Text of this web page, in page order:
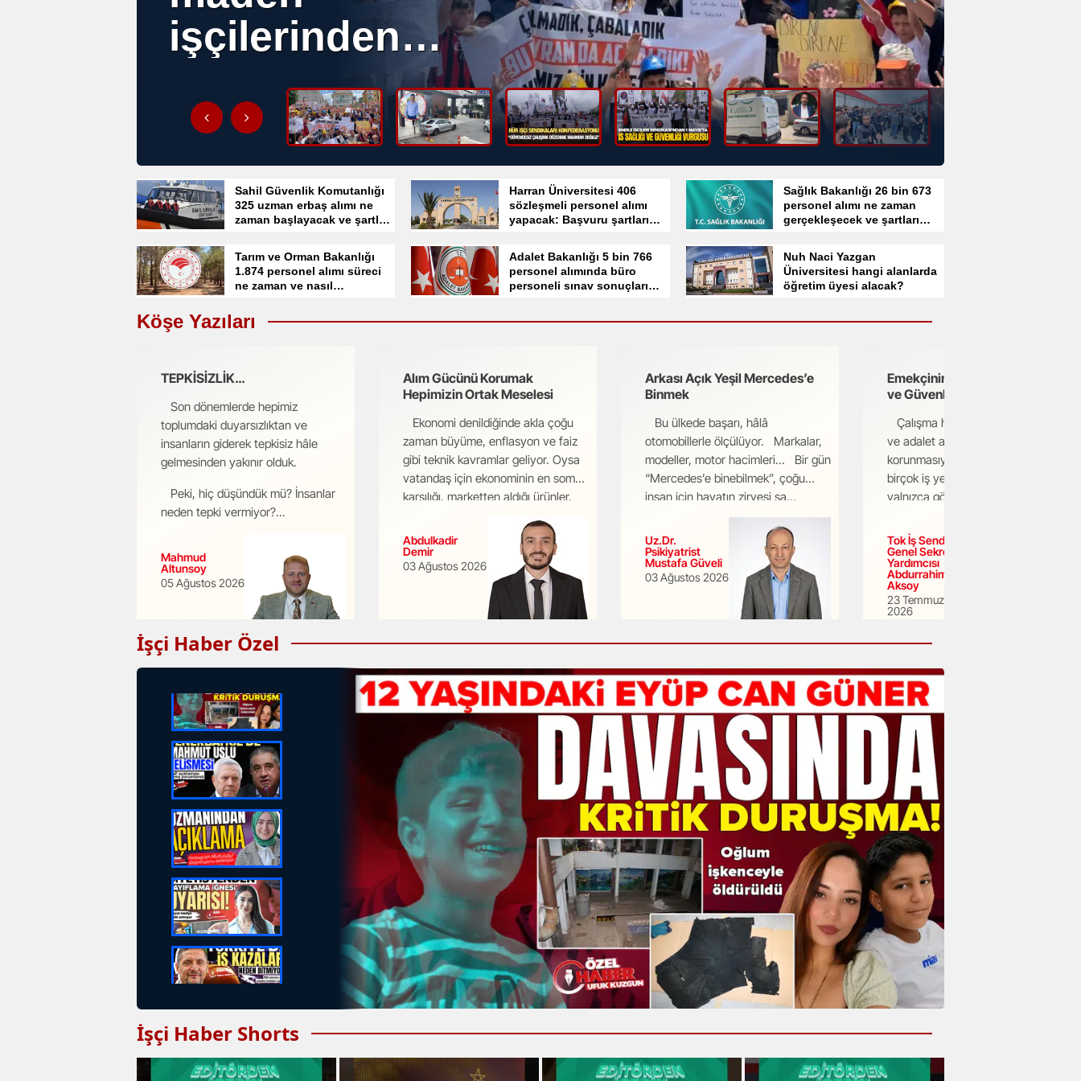
Samsun
Siirt
Sinop
Sivas
Tokat
Trabzon
Tunceli
Şanlıurfa
Uşak
Yozgat
Zonguldak
Aksaray
Bayburt
Ardahan
Iğdır
Yalova
Karabük
Kilis
Osmaniye
Düzce
parça bir işçiyi
öldürdü
Sahil Güvenlik Komutanlığı
325 uzman erbaş alımı ne
zaman başlayacak ve şartlar
Harran Üniversitesi 406
sözleşmeli personel alımı
yapacak: Başvuru şartları
Sağlık Bakanlığı 26 bin 673
personel alımı ne zaman
gerçekleşecek ve şartları
Tarım ve Orman Bakanlığı
1.874 personel alımı süreci
ne zaman ve nasıl
Adalet Bakanlığı 5 bin 766
personel alımında büro
personeli sınav sonuçları
Nuh Naci Yazgan
Üniversitesi hangi alanlarda
öğretim üyesi alacak?
Köşe Yazıları
TEPKİSİZLİK…
Son dönemlerde hepimiz
toplumdaki duyarsızlıktan ve
insanların giderek tepkisiz hâle
gelmesinden yakınır olduk.
Peki, hiç düşündük mü? İnsanlar
neden tepki vermiyor?...
Mahmud
Altunsoy
05 Ağustos 2026
Alım Gücünü Korumak
Hepimizin Ortak Meselesi
Ekonomi denildiğinde akla çoğu
zaman büyüme, enflasyon ve faiz
gibi teknik kavramlar geliyor. Oysa
vatandaş için ekonominin en somut
karşılığı, marketten aldığı ürünler,
Abdulkadir
Demir
03 Ağustos 2026
Arkası Açık Yeşil Mercedes’e
Binmek
Bu ülkede başarı, hâlâ
otomobillerle ölçülüyor. Markalar,
modeller, motor hacimleri… Bir gün
“Mercedes’e binebilmek”, çoğu
insan için hayatın zirvesi sa...
Uz.Dr.
Psikiyatrist
Mustafa Güveli
03 Ağustos 2026
Emekçinin Sesi: Adalet, Eşitlik
ve Güvenli Çalışma Hakkı
Çalışma hayatında huzur, verim
ve adalet ancak işçinin hakkının
korunmasıyla mümkündür. Bugün
birçok iş yerinde çalışan emekçiler,
yalnızca görevlerini yerine getirmek
Tok İş Sendikası
Genel Sekreter
Yardımcısı
Abdurrahim
Aksoy
23 Temmuz
2026
İşçi Haber Özel
İşçi Haber Shorts